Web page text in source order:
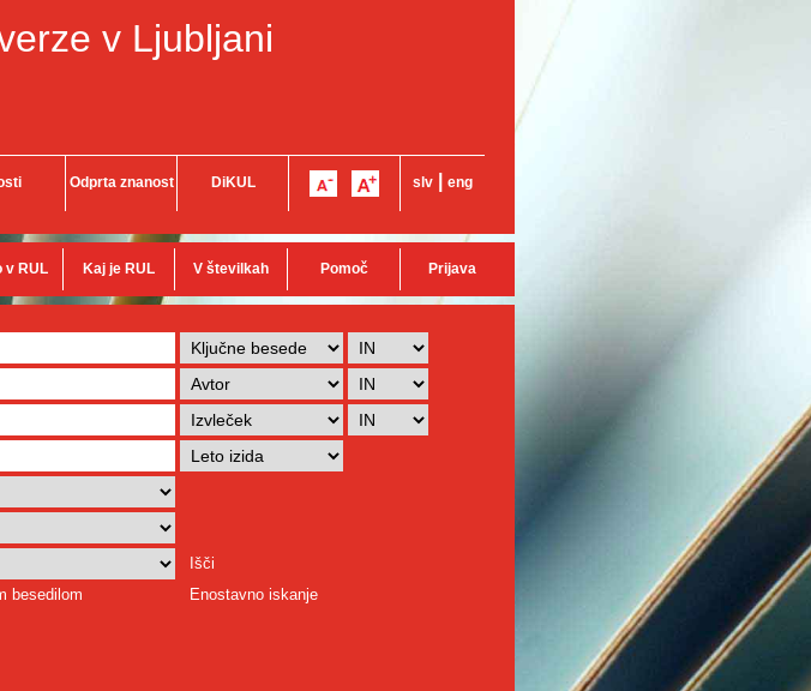
v Ljubljani
Odprta znanost DiKUL slv eng
v RUL Kaj je RUL V številkah Pomoč Prijava
Išči
besedilom
Enostavno iskanje